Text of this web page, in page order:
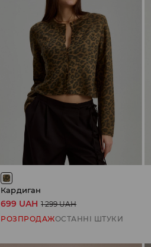
Кардиган
699 UAH 1 299 UAH
РОЗПРОДАЖОСТАННІ ШТУКИ